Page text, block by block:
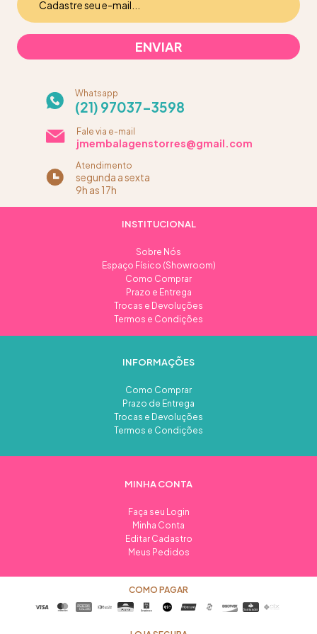
Whatsapp
(21) 97037-3598
Fale via e-mail
jmembalagenstorres@gmail.com
Atendimento
segunda a sexta
9h as 17h
INSTITUCIONAL
Sobre Nós
Espaço Físico (Showroom)
Como Comprar
Prazo e Entrega
Trocas e Devoluções
Termos e Condições
INFORMAÇÕES
Como Comprar
Prazo de Entrega
Trocas e Devoluções
Termos e Condições
MINHA CONTA
Faça seu Login
Minha Conta
Editar Cadastro
Meus Pedidos
COMO PAGAR